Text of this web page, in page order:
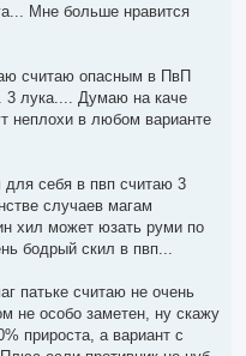
Мне больше нравится
считаю опасным в ПвП
3 лука.... Думаю на каче
неплохи в любом варианте
для себя в пвп считаю 3
случаев магам
хил может юзать руми по
бодрый скил в пвп...
патьке считаю не очень
не особо заметен, ну скажу
прироста, а вариант с